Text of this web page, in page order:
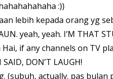
:))
lebih kepada orang yg
yeah, yeah. I’M THAT
if any channels on TV
DON’T LAUGH!
(subuh, actually. pas bulan